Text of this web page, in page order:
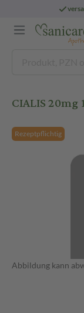
CIALIS
Rezeptpflichtig
Abbildung kann